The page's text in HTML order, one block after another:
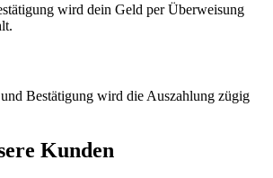
wird dein Geld per Überweisung
Bestätigung wird die Auszahlung zügig
Kunden